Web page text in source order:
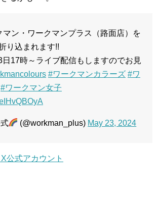
マン・ワークマンプラス（路面店）を
り込まれます!!
日17時～ライブ配信もしますのでお見
#ワークマンカラーズ #ワ
#ワークマン女子
(@workman_plus) May 23, 2024
公式アカウント